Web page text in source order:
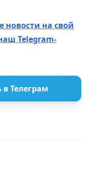
новости на свой
Telegram-
Телеграм